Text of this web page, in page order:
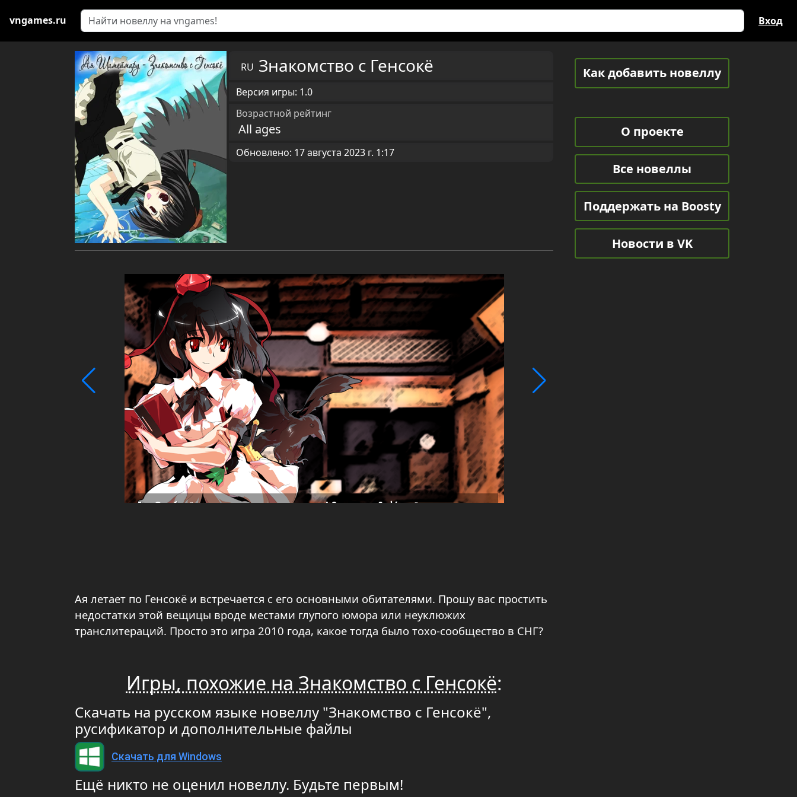
vngames.ru Вход
RU Знакомство с Генсокё
Версия игры: 1.0
Возрастной рейтинг
All ages
Обновлено: 17 августа 2023 г. 1:17
Ая летает по Генсокё и встречается с его основными обитателями. Прошу вас простить
недостатки этой вещицы вроде местами глупого юмора или неуклюжих
транслитераций. Просто это игра 2010 года, какое тогда было тохо-сообщество в СНГ?
Игры, похожие на Знакомство с Генсокё:
Скачать на русском языке новеллу "Знакомство с Генсокё",
русификатор и дополнительные файлы
Скачать для Windows
Ещё никто не оценил новеллу. Будьте первым!
Как добавить новеллу
О проекте
Все новеллы
Поддержать на Boosty
Новости в VK